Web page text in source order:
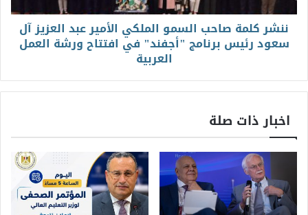
ننشر كلمة صاحب السمو الملكي الأمير عبد العزيز آل
سعود رئيس برنامج "أجفند" في افتتاح ورشة العمل
العربية
اخبار ذات صلة